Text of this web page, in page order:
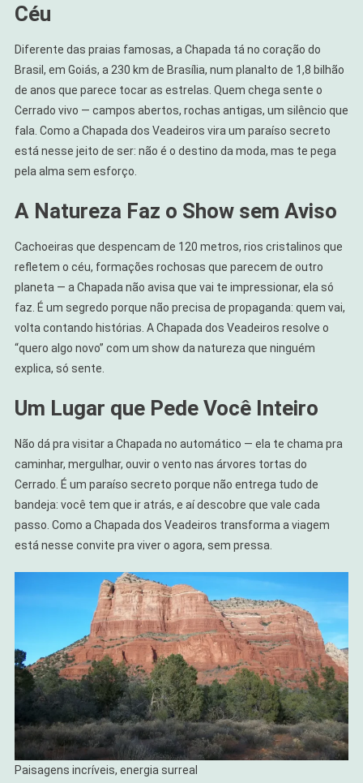
Céu
Diferente das praias famosas, a Chapada tá no coração do
Brasil, em Goiás, a 230 km de Brasília, num planalto de 1,8 bilhão
de anos que parece tocar as estrelas. Quem chega sente o
Cerrado vivo — campos abertos, rochas antigas, um silêncio que
fala. Como a Chapada dos Veadeiros vira um paraíso secreto
está nesse jeito de ser: não é o destino da moda, mas te pega
pela alma sem esforço.
A Natureza Faz o Show sem Aviso
Cachoeiras que despencam de 120 metros, rios cristalinos que
refletem o céu, formações rochosas que parecem de outro
planeta — a Chapada não avisa que vai te impressionar, ela só
faz. É um segredo porque não precisa de propaganda: quem vai,
volta contando histórias. A Chapada dos Veadeiros resolve o
“quero algo novo” com um show da natureza que ninguém
explica, só sente.
Um Lugar que Pede Você Inteiro
Não dá pra visitar a Chapada no automático — ela te chama pra
caminhar, mergulhar, ouvir o vento nas árvores tortas do
Cerrado. É um paraíso secreto porque não entrega tudo de
bandeja: você tem que ir atrás, e aí descobre que vale cada
passo. Como a Chapada dos Veadeiros transforma a viagem
está nesse convite pra viver o agora, sem pressa.
Paisagens incríveis, energia surreal